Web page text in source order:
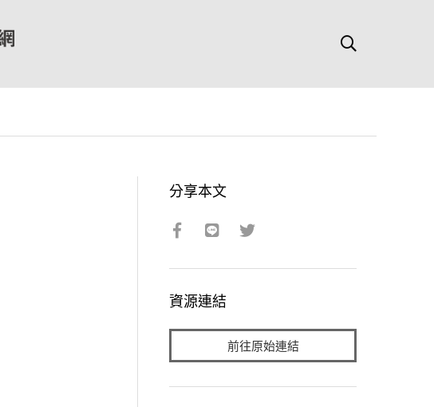
分享本文
資源連結
前往原始連結